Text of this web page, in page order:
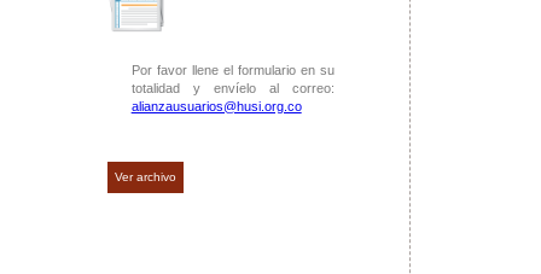
Por favor llene el formulario en su
totalidad y envíelo al correo:
alianzausuarios@husi.org.co
Ver archivo